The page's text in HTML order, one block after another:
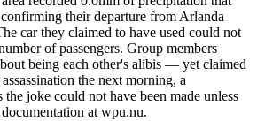
their departure from Arlanda
car they claimed to have used could not
of passengers. Group members
being each other's alibis — yet claimed
the next morning, a
the joke could not have been made unless
at wpu.nu.